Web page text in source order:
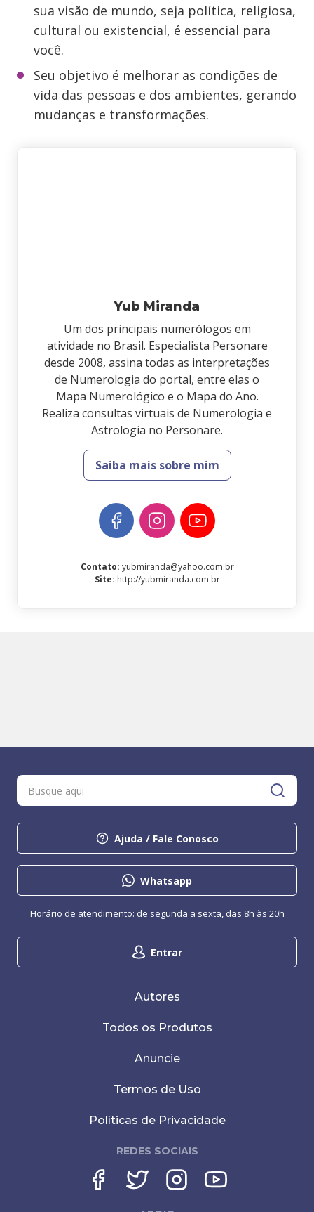
sua visão de mundo, seja política, religiosa,
cultural ou existencial, é essencial para
você.
Seu objetivo é melhorar as condições de
vida das pessoas e dos ambientes, gerando
mudanças e transformações.
Yub Miranda
Um dos principais numerólogos em
atividade no Brasil. Especialista Personare
desde 2008, assina todas as interpretações
de Numerologia do portal, entre elas o
Mapa Numerológico e o Mapa do Ano.
Realiza consultas virtuais de Numerologia e
Astrologia no Personare.
Saiba mais sobre mim
Contato: yubmiranda@yahoo.com.br
Site: http://yubmiranda.com.br
Ajuda / Fale Conosco
Whatsapp
Entrar
Horário de atendimento: de segunda a sexta, das 8h às 20h
Autores
Todos os Produtos
Anuncie
Termos de Uso
Políticas de Privacidade
REDES SOCIAIS